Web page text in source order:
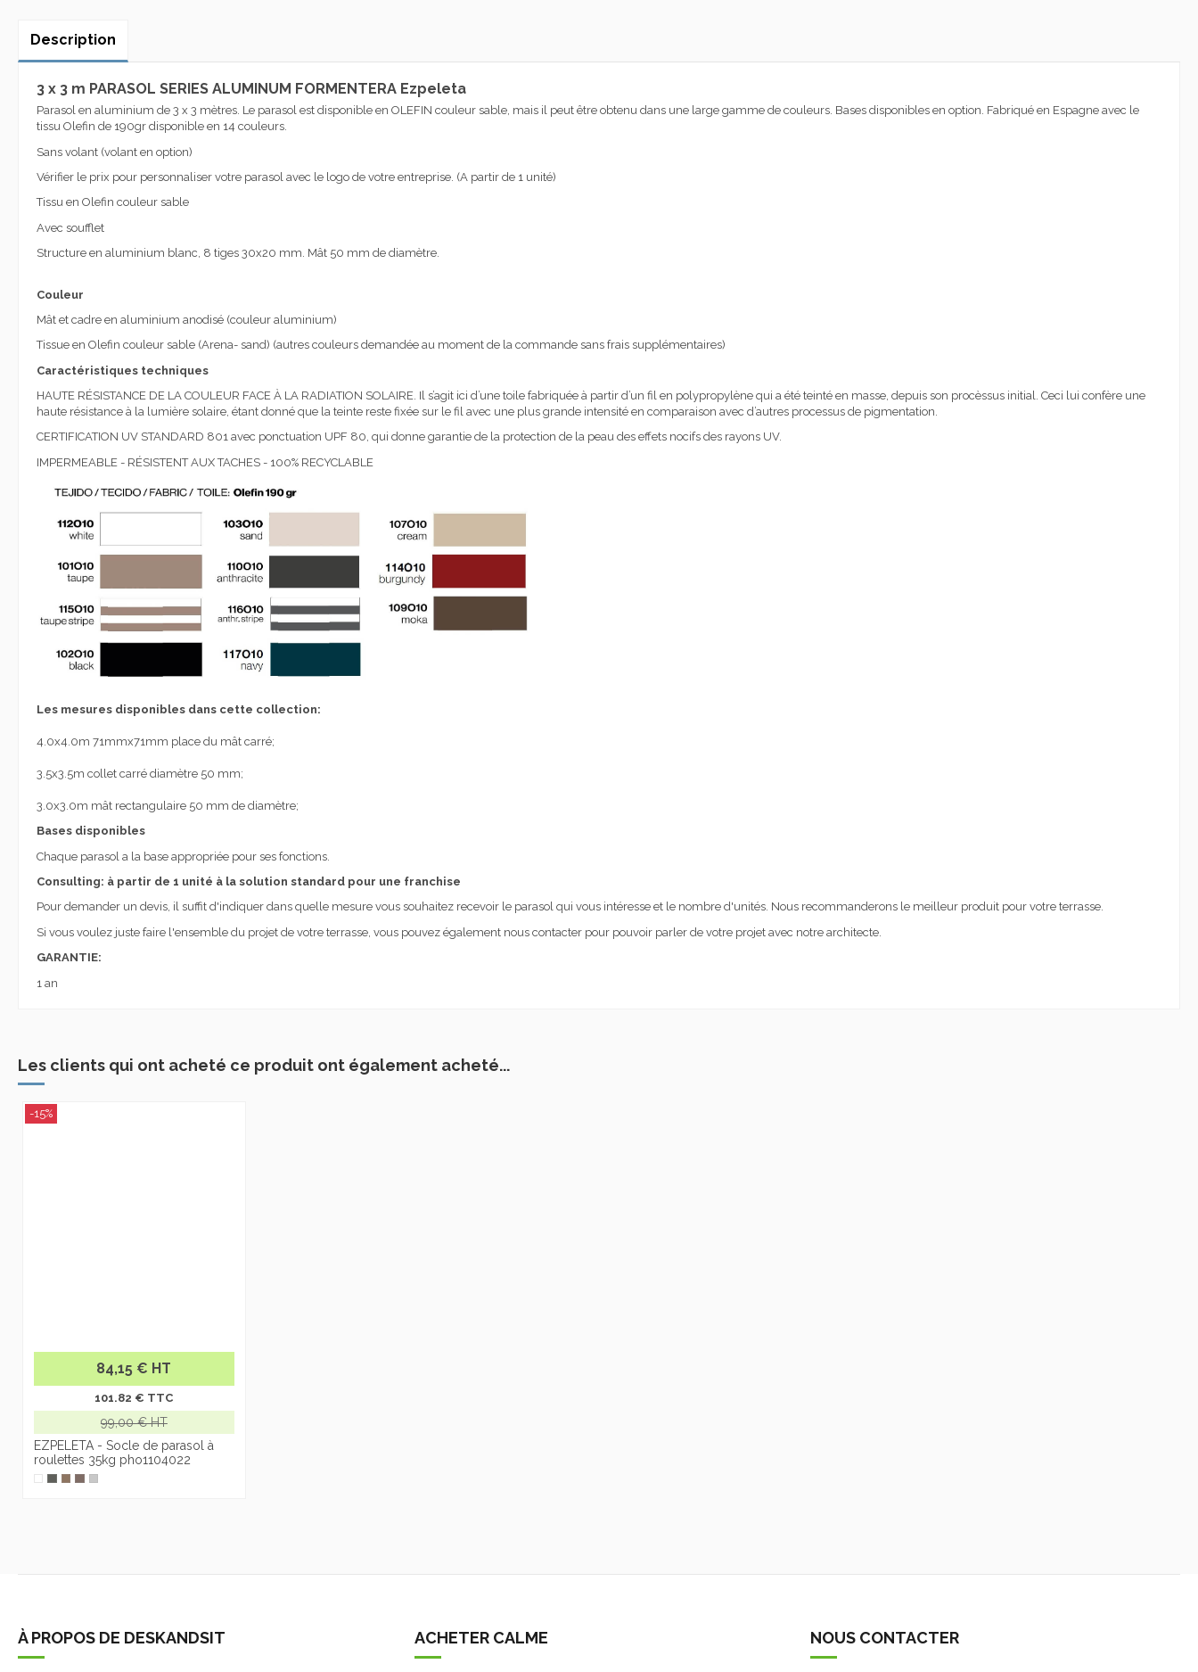
Description
3 x 3 m PARASOL SERIES ALUMINUM FORMENTERA Ezpeleta
Parasol en aluminium de 3 x 3 mètres. Le parasol est disponible en OLEFIN couleur sable, mais il peut être obtenu dans une large gamme de couleurs. Bases disponibles en option. Fabriqué en Espagne avec le
tissu Olefin de 190gr disponible en 14 couleurs.
Sans volant (volant en option)
Vérifier le prix pour personnaliser votre parasol avec le logo de votre entreprise. (A partir de 1 unité)
Tissu en Olefin couleur sable
Avec soufflet
Structure en aluminium blanc, 8 tiges 30x20 mm. Mât 50 mm de diamètre.
Couleur
Mât et cadre en aluminium anodisé (couleur aluminium)
Tissue en Olefin couleur sable (Arena- sand) (autres couleurs demandée au moment de la commande sans frais supplémentaires)
Caractéristiques techniques
HAUTE RÉSISTANCE DE LA COULEUR FACE À LA RADIATION SOLAIRE. Il s’agit ici d’une toile fabriquée à partir d’un fil en polypropylène qui a été teinté en masse, depuis son procèssus initial. Ceci lui confère une
haute résistance à la lumière solaire, étant donné que la teinte reste fixée sur le fil avec une plus grande intensité en comparaison avec d’autres processus de pigmentation.
CERTIFICATION UV STANDARD 801 avec ponctuation UPF 80, qui donne garantie de la protection de la peau des effets nocifs des rayons UV.
IMPERMEABLE - RÉSISTENT AUX TACHES - 100% RECYCLABLE
Les mesures disponibles dans cette collection:
4.0x4.0m 71mmx71mm place du mât carré;
3.5x3.5m collet carré diamètre 50 mm;
3.0x3.0m mât rectangulaire 50 mm de diamètre;
Bases disponibles
Chaque parasol a la base appropriée pour ses fonctions.
Consulting: à partir de 1 unité à la solution standard pour une franchise
Pour demander un devis, il suffit d'indiquer dans quelle mesure vous souhaitez recevoir le parasol qui vous intéresse et le nombre d'unités. Nous recommanderons le meilleur produit pour votre terrasse.
Si vous voulez juste faire l'ensemble du projet de votre terrasse, vous pouvez également nous contacter pour pouvoir parler de votre projet avec notre architecte.
GARANTIE:
1 an
Les clients qui ont acheté ce produit ont également acheté...
-15%
84,15 € HT
101.82 € TTC
99,00 € HT
EZPELETA - Socle de parasol à
roulettes 35kg pho1104022
À PROPOS DE DESKANDSIT ACHETER CALME NOUS CONTACTER